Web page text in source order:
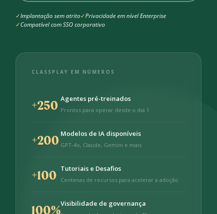
Implantação sem atrito Privacidade em nível Enterprise
Compatível com SSO corporativo
CLASSPLAY EM NÚMEROS
+250 Agentes pré-treinados
Prontos para operar desde o dia 1
+200 Modelos de IA disponíveis
GPT-4o, Claude, Gemini e mais
+100 Tutoriais e Desafios
Centenas de recursos para acelerar a adoção
100%Visibilidade de governança